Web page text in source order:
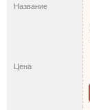
Название
Цена